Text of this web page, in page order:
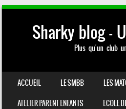
Sharky blog –
Plus qu'un club
MENU
SKIP TO CONTENT
ACCUEIL LE SMBB
LES
ATELIER PARENT ENFANTS
ECOLE